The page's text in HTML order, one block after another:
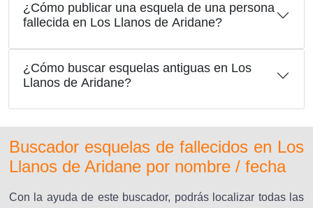
¿Cómo publicar una esquela de una persona
fallecida en Los Llanos de Aridane?
¿Cómo buscar esquelas antiguas en Los
Llanos de Aridane?
Buscador esquelas de fallecidos en Los
Llanos de Aridane por nombre / fecha
Con la ayuda de este buscador, podrás localizar todas las